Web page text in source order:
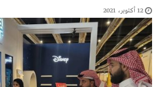
12 أكتوبر، 2021